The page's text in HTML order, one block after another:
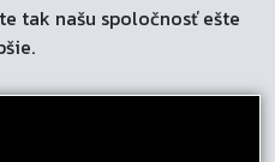
tak našu spoločnosť ešte